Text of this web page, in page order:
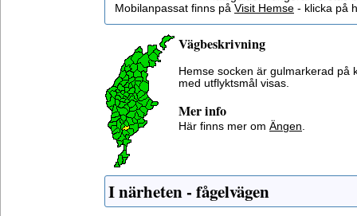
Mobilanpassat finns på Visit Hemse - klicka på
Vägbeskrivning
Hemse socken är gulmarkerad på
med utflyktsmål visas.
Mer info
Här finns mer om Ängen.
I närheten - fågelvägen